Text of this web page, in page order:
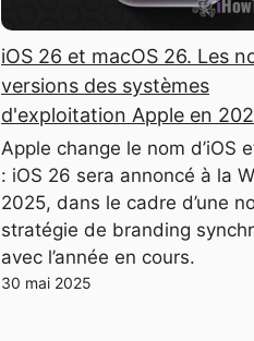
iOS 26 et macOS 26. Les
versions des systèmes
d'exploitation Apple en
Apple change le nom d’iOS
: iOS 26 sera annoncé à la
2025, dans le cadre d’une
stratégie de branding
avec l’année en cours.
30 mai 2025